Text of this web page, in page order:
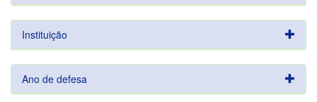
Instituição
Ano de defesa